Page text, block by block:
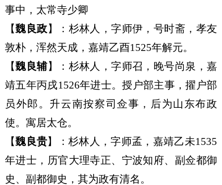
事中，太常寺少卿
【魏良政】： 杉林人，字师伊，号时斋，孝友
敦朴，浑然天成，嘉靖乙酉1525年解元。
【魏良辅】： 杉林人，字师召，晚号尚泉，嘉
靖五年丙戌1526年进士。授户部主事，擢户部
员外郎。升云南按察司佥事，后为山东布政
使。寓居太仓。
【魏良贵】：杉林人，字师孟，嘉靖乙未1535
年进士，历官大理寺正、宁波知府、副佥都御
史、副都御史，其为政有清名。